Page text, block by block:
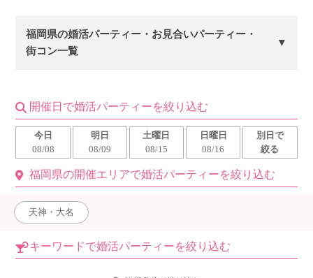
よくあるご質問
お問い合わせ
利用規約
個人情報保護方針launch
子どもの安全基準に関するポリシー
福岡県の婚活パーティー・お見合いパーティー・
街コン一覧
開催日で婚活パーティーを絞り込む
今日
08/08
明日
08/09
土曜日
08/15
日曜日
08/16
別日で
絞る
福岡県の開催エリアで婚活パーティーを絞り込む
天神・大名
キーワードで婚活パーティーを絞り込む